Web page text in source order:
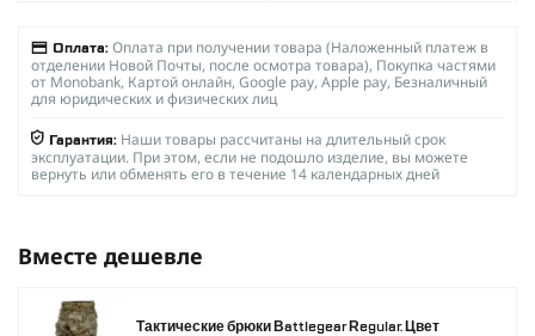
Оплата: Оплата при получении товара (Наложенный платеж в
отделении Новой Почты, после осмотра товара), Покупка частями
от Monobank, Картой онлайн, Google pay, Apple pay, Безналичный
для юридических и физических лиц
Гарантия: Наши товары рассчитаны на длительный срок
эксплуатации. При этом, если не подошло изделие, вы можете
вернуть или обменять его в течение 14 календарных дней
Вместе дешевле
Тактические брюки Battlegear Regular. Цвет